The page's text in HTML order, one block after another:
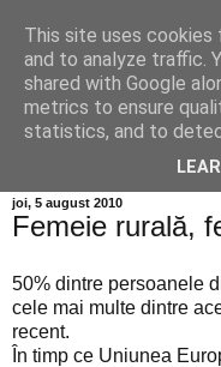
Info
BINE AȚI VENIT!
Duminică 09 August,
joi, 5 august 2010
Femeie rurală,
50% dintre persoanele
cele mai multe dintre
recent.
În timp ce Uniunea
This site uses
and to analyze traffic.
shared with Google
metrics to ensure
statistics, and to